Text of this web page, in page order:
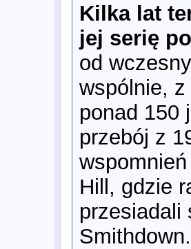
Kilka lat
jej serię
od
wspólnie,
ponad 150
przebój z
Hill, gdzie
przesiadali
Smithdown.